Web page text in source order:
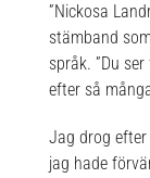
”Nickosa
stämband
språk. ”Du
efter så
Jag drog
jag hade